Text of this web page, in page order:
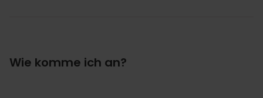
Wie komme ich an?